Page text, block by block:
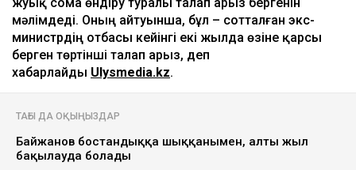
жуық сома өндіру туралы талап арыз бергенін
мәлімдеді. Оның айтуынша, бұл – сотталған экс-
министрдің отбасы кейінгі екі жылда өзіне қарсы
берген төртінші талап арыз, деп
хабарлайды Ulysmedia.kz.
ТАҒЫ ДА ОҚЫҢЫЗДАР
Байжанов бостандыққа шыққанымен, алты жыл
бақылауда болады